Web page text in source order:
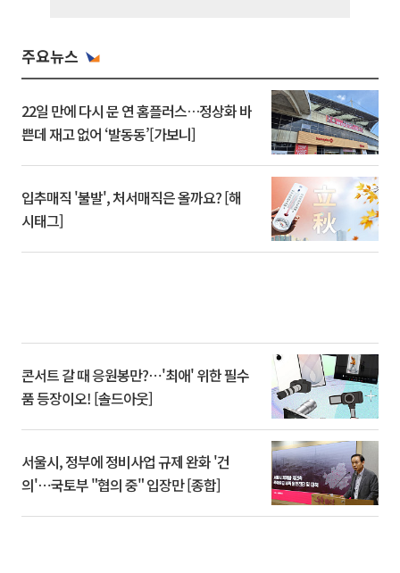
주요뉴스
22일 만에 다시 문 연 홈플러스…정상화 바
쁜데 재고 없어 ‘발동동’[가보니]
입추매직 '불발', 처서매직은 올까요? [해
시태그]
콘서트 갈 때 응원봉만?⋯'최애' 위한 필수
품 등장이오! [솔드아웃]
서울시, 정부에 정비사업 규제 완화 '건
의'⋯국토부 "협의 중" 입장만 [종합]